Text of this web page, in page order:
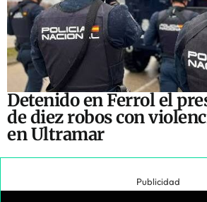
Detenido en Ferrol el
de diez robos con
en Ultramar
Publicidad